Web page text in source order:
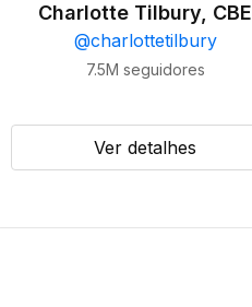
Charlotte Tilbury, CBE
@charlottetilbury
7.5M seguidores
Ver detalhes